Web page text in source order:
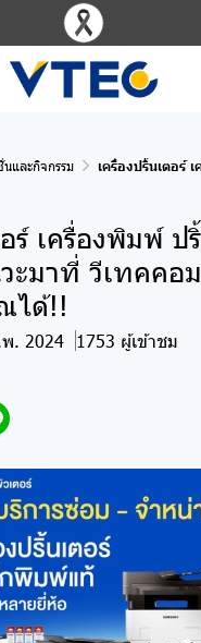
และกิจกรรม เครื่องปริ้นเตอร์ เครื่องพิมพ์ ปริ้นไม่ออก หัวหมึกตั
อร์ เครื่องพิมพ์ ป
มาที่ วีเทคคอ
ได้!!
. 2024 1753 ผู้เข้าชม